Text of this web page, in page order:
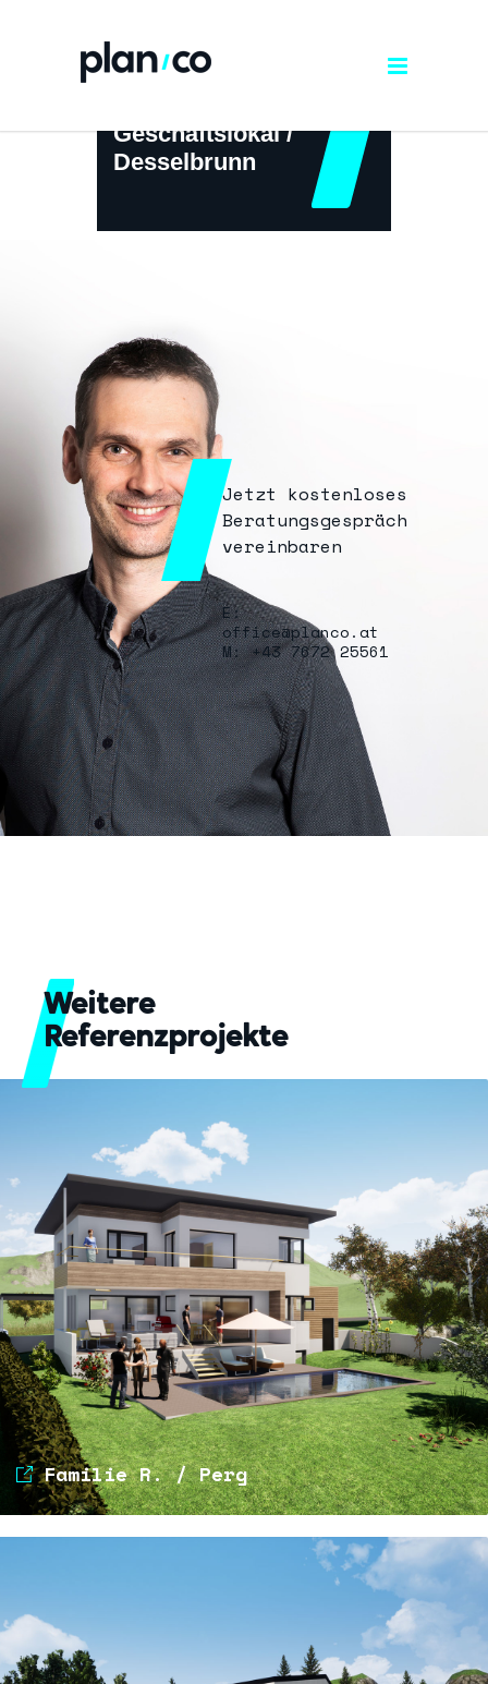
← ZURÜCK ZUR ÜBERSICHT
Geschäftslokal /
Desselbrunn
Jetzt kostenloses
Beratungsgespräch
vereinbaren
E:
office@planco.at
M: +43 7672 25561
Weitere
Referenzprojekte
Familie R. / Perg